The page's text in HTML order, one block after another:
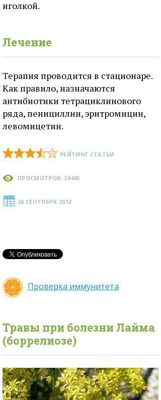
иголкой.
Лечение
Терапия проводится в стационаре.
Как правило, назначаются
антибиотики тетрациклинового
ряда, пенициллин, эритромицин,
левомицетин.
РЕЙТИНГ СТАТЬИ
ПРОСМОТРОВ: 24445
26 СЕНТЯБРЯ 2012
Проверка иммунитета
Травы при болезни Лайма
(боррелиозе)